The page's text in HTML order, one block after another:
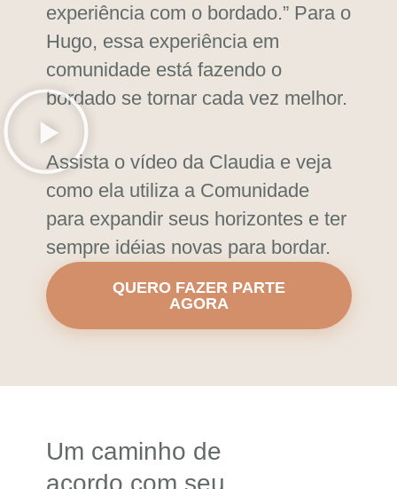
experiência com o bordado.” Para o
Hugo, essa experiência em
comunidade está fazendo o
bordado se tornar cada vez melhor.
Assista o vídeo da Claudia e veja
como ela utiliza a Comunidade
para expandir seus horizontes e ter
sempre idéias novas para bordar.
QUERO FAZER PARTE
AGORA
Um caminho de
acordo com seu